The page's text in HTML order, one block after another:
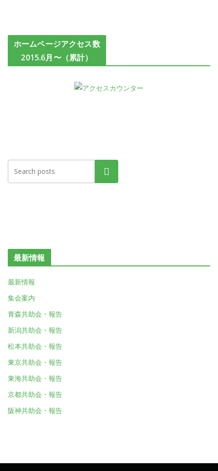
ホームページアクセス数
2015.6月〜（累計）
検索
最新情報
最新情報
集会案内
青森共助会・報告
新潟共助会・報告
松本共助会・報告
東京共助会・報告
東海共助会・報告
京都共助会・報告
阪神共助会・報告